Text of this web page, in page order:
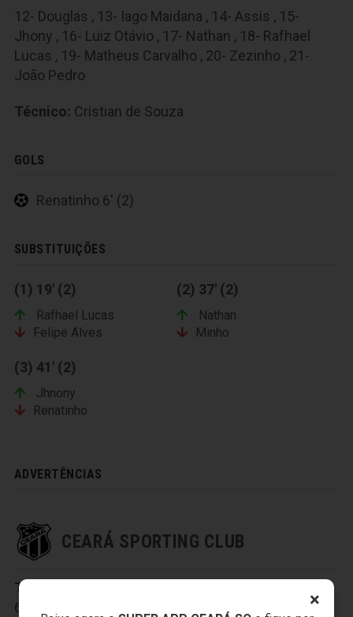
×
12- Douglas , 13- Iago Maidana , 14- Assis , 15-
Jhony , 16- Luiz Otávio , 17- Nathan , 18- Rafhael
Lucas , 19- Matheus Carvalho , 20- Zezinho , 21-
João Pedro
Técnico: Cristian de Souza
GOLS
Renatinho 6' (2)
SUBSTITUIÇÕES
(1) 19' (2)
Rafhael Lucas
Felipe Alves
(2) 37' (2)
Nathan
Minho
(3) 41' (2)
Jhnony
Renatinho
ADVERTÊNCIAS
CEARÁ SPORTING CLUB
Titulares:
6-Romário Santos
11-Magno Alves